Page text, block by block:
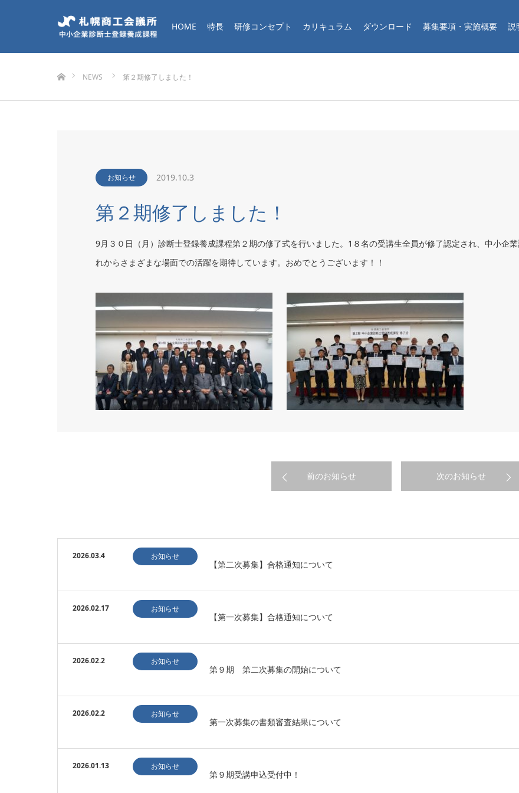
HOME 特長 研修コンセプト カリキュラム ダウンロード 募集要項・実施概要 説
NEWS
第２期修了しました！
お知らせ 2019.10.3
第２期修了しました！
9月３０日（月）診断士登録養成課程第２期の修了式を行いました。1８名の受講生全員が修了認定され、中小企
れからさまざまな場面での活躍を期待しています。おめでとうございます！！
前のお知らせ 次のお知らせ
2026.03.4 お知らせ
【第二次募集】合格通知について
2026.02.17 お知らせ
【第一次募集】合格通知について
2026.02.2 お知らせ
第９期 第二次募集の開始について
2026.02.2 お知らせ
第一次募集の書類審査結果について
2026.01.13 お知らせ
第９期受講申込受付中！